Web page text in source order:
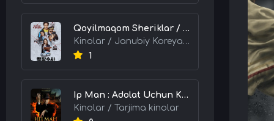
Qoyilmaqom Sheriklar / Ideal Hamkorlar / Eng Kuchli Duet 2026 HD Uzbek tilida Tarjima kino skachat tas-ix
Kinolar / Janubiy Koreya kinolari / Tarjima kinolar
1
Ip Man : Adolat Uchun Kurash / Ip Man: Klanlar Jangi / Buyuk Ustoz Ip Man 2 2026 HD Uzbek tilida Tarjima kino skachat tas-ix
Kinolar / Tarjima kinolar